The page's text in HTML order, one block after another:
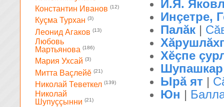
И.Я.
Инçетре,
Палăк |
Хĕçпе
Шупашкар
Ырă ят |
Юн |
Константин Иванов (12)
Куçма Турхан (3)
Леонид Агаков (13)
Любовь
Мартьянова (186)
Мария Ухсай (3)
Митта Ваçлейĕ (21)
Николай Теветкел (139)
Николай
Шупуççынни (21)